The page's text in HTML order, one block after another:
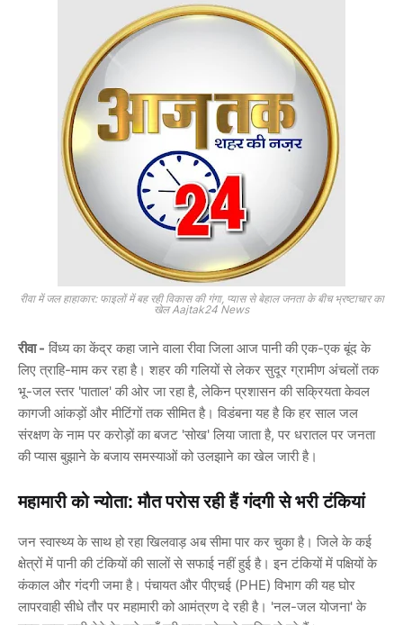
रीवा में जल हाहाकार: फाइलों में बह रही विकास की गंगा, प्यास से बेहाल जनता के बीच भ्रष्टाचार का
खेल Aajtak24 News
रीवा - विंध्य का केंद्र कहा जाने वाला रीवा जिला आज पानी की एक-एक बूंद के
लिए त्राहि-माम कर रहा है। शहर की गलियों से लेकर सुदूर ग्रामीण अंचलों तक
भू-जल स्तर 'पाताल' की ओर जा रहा है, लेकिन प्रशासन की सक्रियता केवल
कागजी आंकड़ों और मीटिंगों तक सीमित है। विडंबना यह है कि हर साल जल
संरक्षण के नाम पर करोड़ों का बजट 'सोख' लिया जाता है, पर धरातल पर जनता
की प्यास बुझाने के बजाय समस्याओं को उलझाने का खेल जारी है।
महामारी को न्योता: मौत परोस रही हैं गंदगी से भरी टंकियां
जन स्वास्थ्य के साथ हो रहा खिलवाड़ अब सीमा पार कर चुका है। जिले के कई
क्षेत्रों में पानी की टंकियों की सालों से सफाई नहीं हुई है। इन टंकियों में पक्षियों के
कंकाल और गंदगी जमा है। पंचायत और पीएचई (PHE) विभाग की यह घोर
लापरवाही सीधे तौर पर महामारी को आमंत्रण दे रही है। 'नल-जल योजना' के